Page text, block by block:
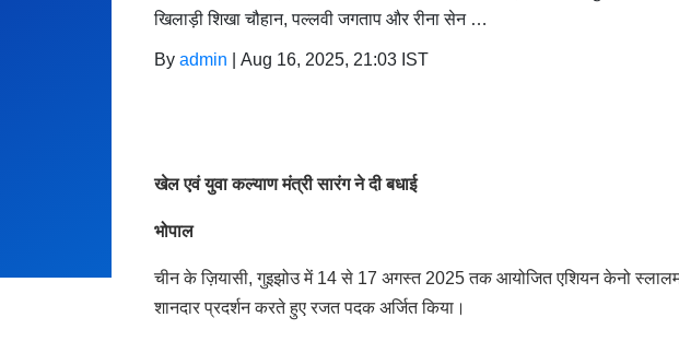
खिलाड़ी शिखा चौहान, पल्लवी जगताप और रीना सेन …
By admin Aug 16, 2025, 21:03 IST
खेल एवं युवा कल्याण मंत्री सारंग ने दी बधाई
भोपाल
चीन के ज़ियासी, गुइझोउ में 14 से 17 अगस्त 2025 तक आयोजित एशियन केनो स्लालम
शानदार प्रदर्शन करते हुए रजत पदक अर्जित किया।